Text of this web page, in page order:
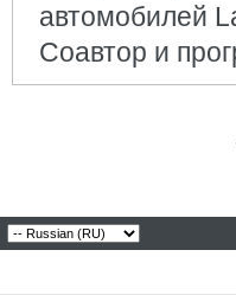
автомобилей
Соавтор и